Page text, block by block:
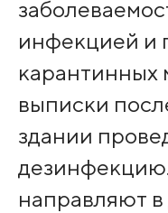
инфекцией и
карантинных
выписки
здании
направляют